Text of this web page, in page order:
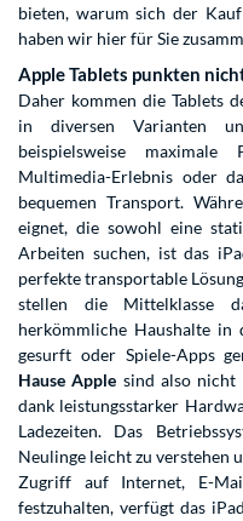
bieten, warum sich der
haben wir hier für Sie
Apple Tablets punkten
Daher kommen die Tablets
in diversen Varianten
beispielsweise maximale
Multimedia-Erlebnis oder
bequemen Transport.
eignet, die sowohl eine
Arbeiten suchen, ist das
perfekte transportable
stellen die Mittelklasse
herkömmliche Haushalte in
gesurft oder Spiele-Apps
Hause Apple sind also nicht
dank leistungsstarker
Ladezeiten. Das
Neulinge leicht zu verstehen
Zugriff auf Internet, E-
festzuhalten, verfügt das